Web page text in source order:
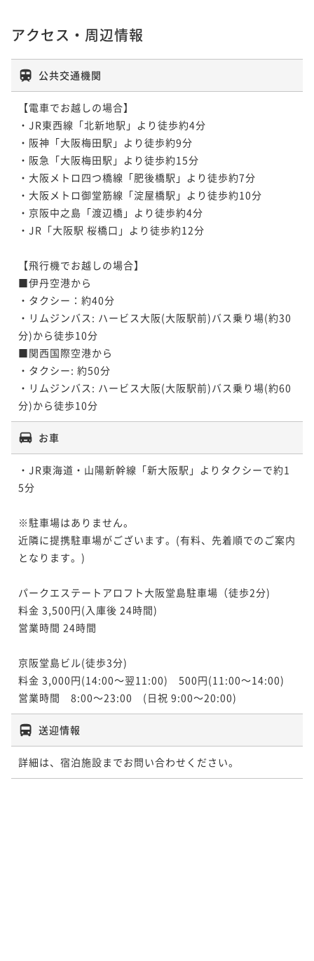
アクセス・周辺情報
公共交通機関
【電車でお越しの場合】
・JR東西線「北新地駅」より徒歩約4分
・阪神「大阪梅田駅」より徒歩約9分
・阪急「大阪梅田駅」より徒歩約15分
・大阪メトロ四つ橋線「肥後橋駅」より徒歩約7分
・大阪メトロ御堂筋線「淀屋橋駅」より徒歩約10分
・京阪中之島「渡辺橋」より徒歩約4分
・JR「大阪駅 桜橋口」より徒歩約12分
【飛行機でお越しの場合】
■伊丹空港から
・タクシー：約40分
・リムジンバス: ハービス大阪(大阪駅前)バス乗り場(約30
分)から徒歩10分
■関西国際空港から
・タクシー: 約50分
・リムジンバス: ハービス大阪(大阪駅前)バス乗り場(約60
分)から徒歩10分
お車
・JR東海道・山陽新幹線「新大阪駅」よりタクシーで約1
5分
※駐車場はありません。
近隣に提携駐車場がございます。(有料、先着順でのご案内
となります。)
パークエステートアロフト大阪堂島駐車場（徒歩2分)
料金 3,500円(入庫後 24時間)
営業時間 24時間
京阪堂島ビル(徒歩3分)
料金 3,000円(14:00～翌11:00)　500円(11:00～14:00)
営業時間　8:00～23:00　(日祝 9:00～20:00)
送迎情報
詳細は、宿泊施設までお問い合わせください。